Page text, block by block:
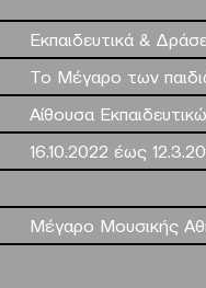
Εκπαιδευτικά &
Το Μέγαρο των
Αίθουσα
16.10.2022 έως
Μέγαρο Μουσικής